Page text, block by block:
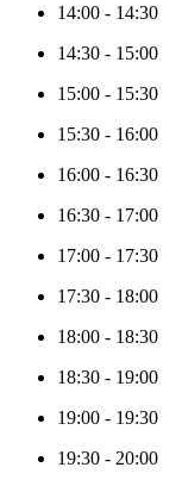
14:00 - 14:30
14:30 - 15:00
15:00 - 15:30
15:30 - 16:00
16:00 - 16:30
16:30 - 17:00
17:00 - 17:30
17:30 - 18:00
18:00 - 18:30
18:30 - 19:00
19:00 - 19:30
19:30 - 20:00